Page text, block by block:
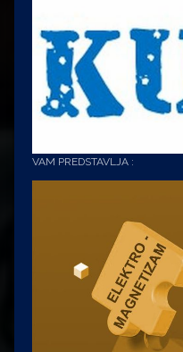
VAM PREDSTAVLJA :